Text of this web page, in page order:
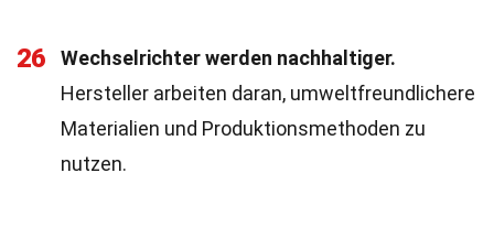
26
Wechselrichter werden nachhaltiger.
Hersteller arbeiten daran, umweltfreundlichere
Materialien und Produktionsmethoden zu
nutzen.